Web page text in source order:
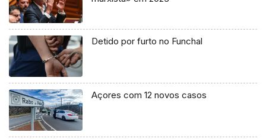
Detido por furto no Funchal
Açores com 12 novos casos